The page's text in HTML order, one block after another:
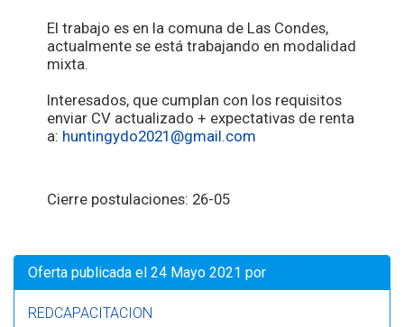
El trabajo es en la comuna de Las Condes,
actualmente se está trabajando en modalidad
mixta.
Interesados, que cumplan con los requisitos
enviar CV actualizado + expectativas de renta
a: huntingydo2021@gmail.com
Cierre postulaciones: 26-05
Oferta publicada el 24 Mayo 2021 por
REDCAPACITACION